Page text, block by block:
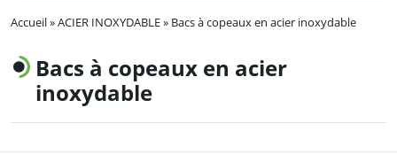
Accueil»ACIER INOXYDABLE» Bacs à copeaux en acier inoxydable
Bacs à copeaux en acier
inoxydable